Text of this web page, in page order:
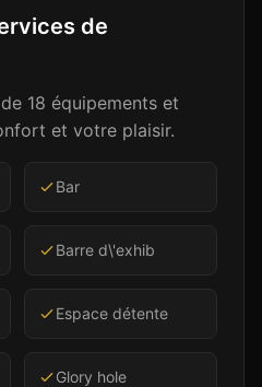
de
18 équipements et
et votre plaisir.
Bar
Barre d\'exhib
Espace détente
Glory hole